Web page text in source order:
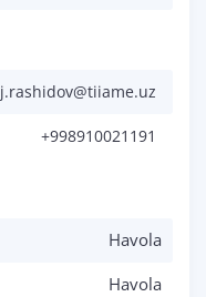
j.rashidov@tiiame.uz
+998910021191
Havola
Havola